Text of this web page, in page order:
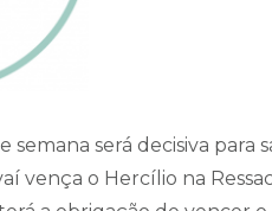
semana será decisiva para
vença o Hercílio na